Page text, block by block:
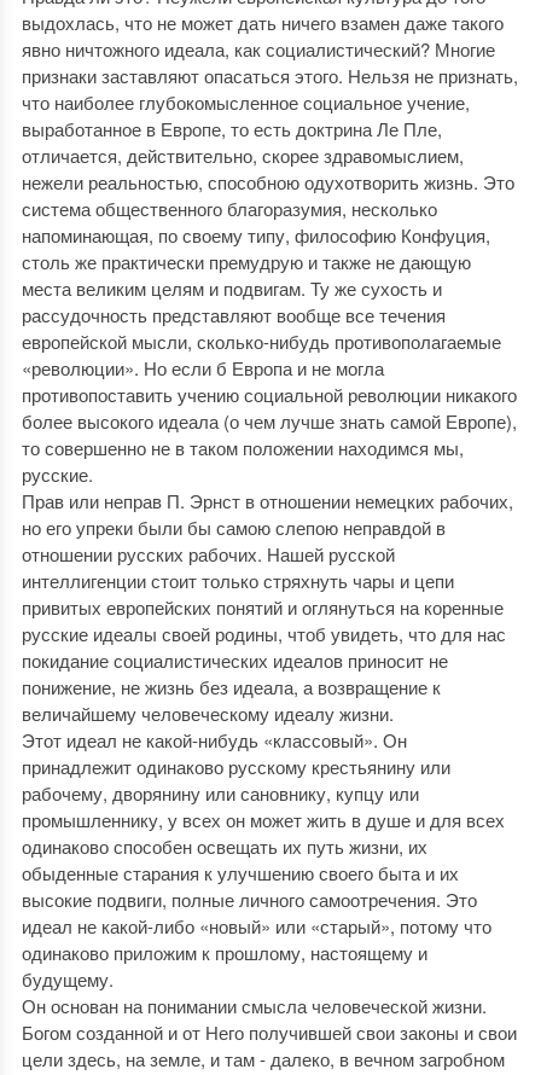
выдохлась, что не может дать ничего взамен даже такого
явно ничтожного идеала, как социалистический? Многие
признаки заставляют опасаться этого. Нельзя не признать,
что наиболее глубокомысленное социальное учение,
выработанное в Европе, то есть доктрина Ле Пле,
отличается, действительно, скорее здравомыслием,
нежели реальностью, способною одухотворить жизнь. Это
система общественного благоразумия, несколько
напоминающая, по своему типу, философию Конфуция,
столь же практически премудрую и также не дающую
места великим целям и подвигам. Ту же сухость и
рассудочность представляют вообще все течения
европейской мысли, сколько-нибудь противополагаемые
«революции». Но если б Европа и не могла
противопоставить учению социальной революции никакого
более высокого идеала (о чем лучше знать самой Европе),
то совершенно не в таком положении находимся мы,
русские.
Прав или неправ П. Эрнст в отношении немецких рабочих,
но его упреки были бы самою слепою неправдой в
отношении русских рабочих. Нашей русской
интеллигенции стоит только стряхнуть чары и цепи
привитых европейских понятий и оглянуться на коренные
русские идеалы своей родины, чтоб увидеть, что для нас
покидание социалистических идеалов приносит не
понижение, не жизнь без идеала, а возвращение к
величайшему человеческому идеалу жизни.
Этот идеал не какой-нибудь «классовый». Он
принадлежит одинаково русскому крестьянину или
рабочему, дворянину или сановнику, купцу или
промышленнику, у всех он может жить в душе и для всех
одинаково способен освещать их путь жизни, их
обыденные старания к улучшению своего быта и их
высокие подвиги, полные личного самоотречения. Это
идеал не какой-либо «новый» или «старый», потому что
одинаково приложим к прошлому, настоящему и
будущему.
Он основан на понимании смысла человеческой жизни.
Богом созданной и от Него получившей свои законы и свои
цели здесь, на земле, и там - далеко, в вечном загробном